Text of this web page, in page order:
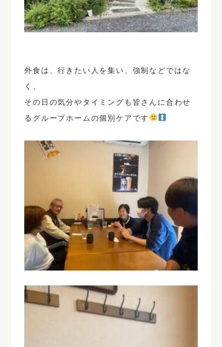
外食は、行きたい人を集い、強制などではな
く、
その日の気分やタイミングも皆さんに合わせ
るグループホームの個別ケアです